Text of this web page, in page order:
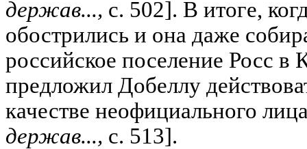
держав..., с. 502]. В итоге,
обострились и она даже
российское поселение Росс
предложил Добеллу
качестве неофициального
держав..., с. 513].